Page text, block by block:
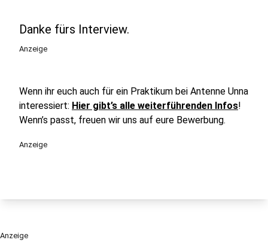
Danke fürs Interview.
Anzeige
Wenn ihr euch auch für ein Praktikum bei Antenne Unna
interessiert: Hier gibt’s alle weiterführenden Infos!
Wenn’s passt, freuen wir uns auf eure Bewerbung.
Anzeige
Anzeige